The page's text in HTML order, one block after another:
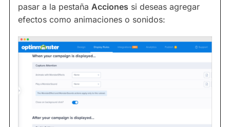
pasar a la pestaña Acciones si deseas agregar
efectos como animaciones o sonidos: